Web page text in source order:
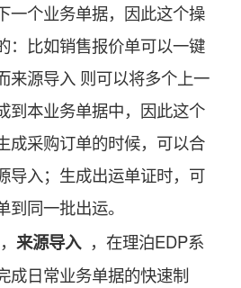
一个业务单据，因此这个操
：比如销售报价单可以一键
来源导入 则可以将多个上一
到本业务单据中，因此这个
成采购订单的时候，可以合
导入；生成出运单证时，可
同一批出运。
来源导入，在理泊EDP系
成日常业务单据的快速制